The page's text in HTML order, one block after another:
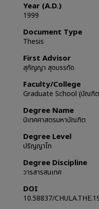
Year (A.D.)
1999
Document Type
Thesis
First Advisor
สุกัญญา สุดบรรทัด
Faculty/College
Graduate School (บัณฑิ
Degree Name
นิเทศศาสตรมหาบัณฑิต
Degree Level
ปริญญาโท
Degree Discipline
วารสารสนเทศ
DOI
10.58837/